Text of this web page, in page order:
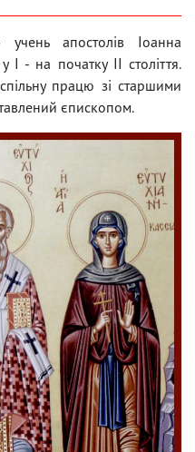
апостолів Іоанна
I - на початку II століття.
працю зі старшими
єпископом.